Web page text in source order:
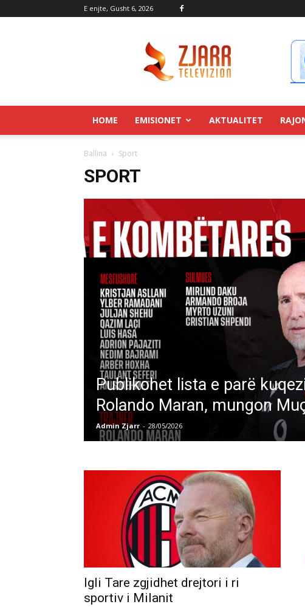
E enjte, Gusht 6, 2026
HOME EMISIONET AKTUALITET
Ballina Sport
SPORT
Publikohet lista e parë
Rolando Maran, mungon
Admin Zjarr - 28/05/2026
Igli Tare zgjidhet drejtori i ri
sportiv i Milanit